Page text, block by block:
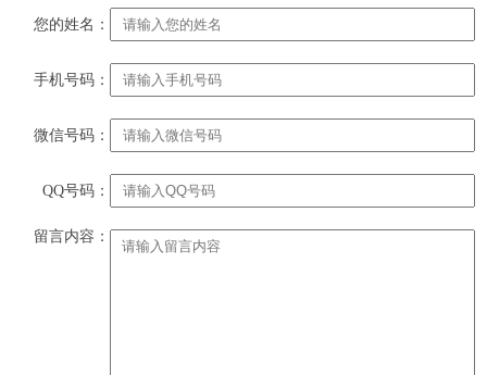
您的姓名：
手机号码：
微信号码：
QQ号码：
留言内容：